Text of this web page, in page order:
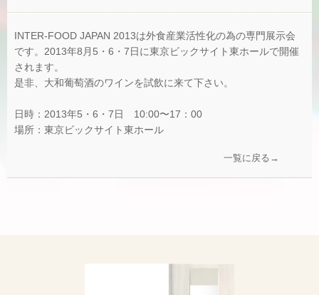
INTER-FOOD JAPAN 2013は外食産業活性化の為の専門展示会
です。2013年8月5・6・7日に東京ビックサイト東ホールで開催
されます。
是非、大和葡萄酒のワインを試飲に来て下さい。
日時：2013年5・6・7日 10:00〜17：00
場所：東京ビックサイト東ホール
一覧に戻る→